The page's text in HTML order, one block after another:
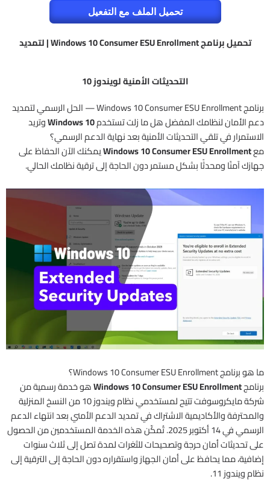
تحميل الملف مع التفعيل
تحميل برنامج Windows 10 Consumer ESU Enrollment | لتمديد
التحديثات الأمنية لويندوز 10
برنامج Windows 10 Consumer ESU Enrollment — الحل الرسمي لتمديد
دعم الأمان لنظامك المفضل هل ما زلت تستخدمWindows 10وتريد
الاستمرار في تلقي التحديثات الأمنية بعد نهاية الدعم الرسمي؟
معWindows 10 Consumer ESU Enrollmentيمكنك الآن الحفاظ على
جهازك آمنًا ومحدثًا بشكل مستمر دون الحاجة إلى ترقية نظامك الحالي.
ما هو برنامج Windows 10 Consumer ESU Enrollment؟
برنامجWindows 10 Consumer ESU Enrollmentهو خدمة رسمية من
شركة مايكروسوفت تتيح لمستخدمي نظام ويندوز 10 من النسخ المنزلية
والمحترفة والأكاديمية الاشتراك في تمديد الدعم الأمني بعد انتهاء الدعم
الرسمي في 14 أكتوبر 2025. تُمكّن هذه الخدمة المستخدمين من الحصول
على تحديثات أمان حرجة وتصحيحات للثغرات لمدة تصل إلى ثلاث سنوات
إضافية، مما يحافظ على أمان الجهاز واستقراره دون الحاجة إلى الترقية إلى
نظام ويندوز 11.